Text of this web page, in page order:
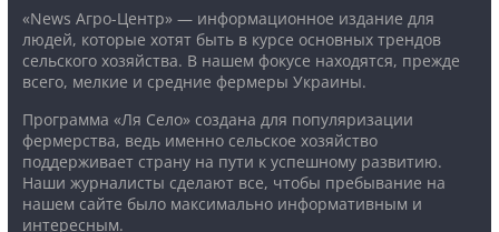
«News Агро-Центр» — информационное издание для
людей, которые хотят быть в курсе основных трендов
сельского хозяйства. В нашем фокусе находятся, прежде
всего, мелкие и средние фермеры Украины.
Программа «Ля Село» создана для популяризации
фермерства, ведь именно сельское хозяйство
поддерживает страну на пути к успешному развитию.
Наши журналисты сделают все, чтобы пребывание на
нашем сайте было максимально информативным и
интересным.